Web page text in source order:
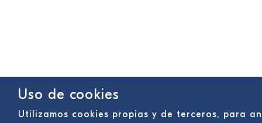
Uso de cookies
Utilizamos cookies propias y de terceros, para